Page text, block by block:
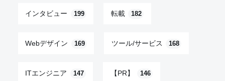
インタビュー 199 転載 182
Webデザイン 169 ツール/サービス 168
ITエンジニア 147 【PR】 146